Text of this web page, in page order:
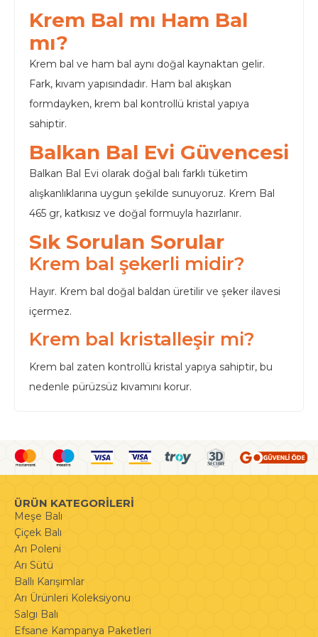
Krem Bal mı Ham Bal
mı?
Krem bal ve ham bal aynı doğal kaynaktan gelir.
Fark, kıvam yapısındadır. Ham bal akışkan
formdayken, krem bal kontrollü kristal yapıya
sahiptir.
Balkan Bal Evi Güvencesi
Balkan Bal Evi olarak doğal balı farklı tüketim
alışkanlıklarına uygun şekilde sunuyoruz. Krem Bal
465 gr, katkısız ve doğal formuyla hazırlanır.
Sık Sorulan Sorular
Krem bal şekerli midir?
Hayır. Krem bal doğal baldan üretilir ve şeker ilavesi
içermez.
Krem bal kristalleşir mi?
Krem bal zaten kontrollü kristal yapıya sahiptir, bu
nedenle pürüzsüz kıvamını korur.
ÜRÜN KATEGORİLERİ
Meşe Balı
Çiçek Balı
Arı Poleni
Arı Sütü
Ballı Karışımlar
Arı Ürünleri Koleksiyonu
Salgı Balı
Efsane Kampanya Paketleri